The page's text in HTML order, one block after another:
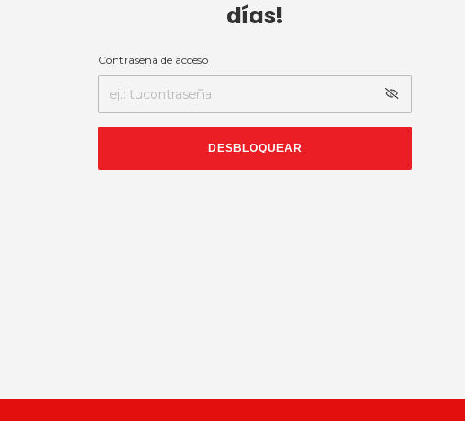
días!
Contraseña de acceso
DESBLOQUEAR